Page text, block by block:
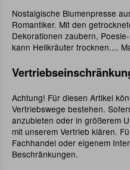
Nostalgische Blumenpresse
Romantiker. Mit den
Dekorationen zaubern,
kann Heilkräuter trocknen....
Achtung! Für diesen Artikel
Vertriebswege bestehen.
anzubieten oder in größerem
mit unserem Vertrieb klären.
Fachhandel oder eigenem
Beschränkungen.